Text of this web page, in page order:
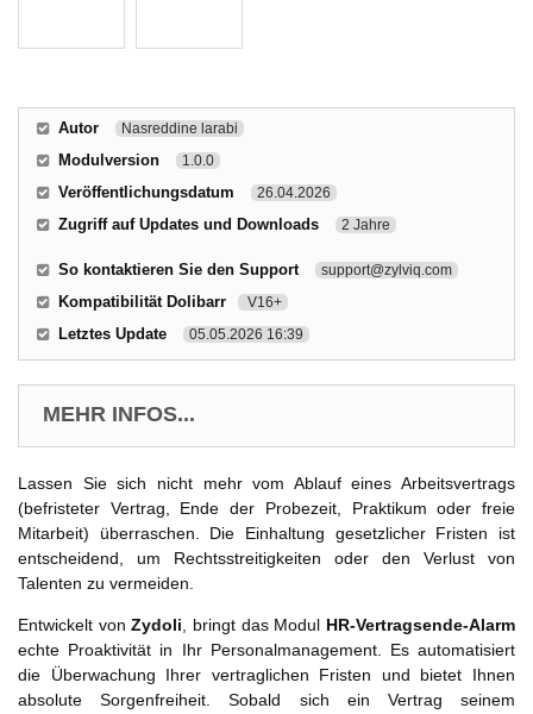
Autor Nasreddine larabi
Modulversion 1.0.0
Veröffentlichungsdatum 26.04.2026
Zugriff auf Updates und Downloads 2 Jahre
So kontaktieren Sie den Support support@zylviq.com
Kompatibilität Dolibarr V16+
Letztes Update 05.05.2026 16:39
MEHR INFOS...
Lassen Sie sich nicht mehr vom Ablauf eines Arbeitsvertrags
(befristeter Vertrag, Ende der Probezeit, Praktikum oder freie
Mitarbeit) überraschen. Die Einhaltung gesetzlicher Fristen ist
entscheidend, um Rechtsstreitigkeiten oder den Verlust von
Talenten zu vermeiden.
Entwickelt vonZydoli, bringt das Modul HR-Vertragsende-Alarm
echte Proaktivität in Ihr Personalmanagement. Es automatisiert
die Überwachung Ihrer vertraglichen Fristen und bietet Ihnen
absolute Sorgenfreiheit. Sobald sich ein Vertrag seinem